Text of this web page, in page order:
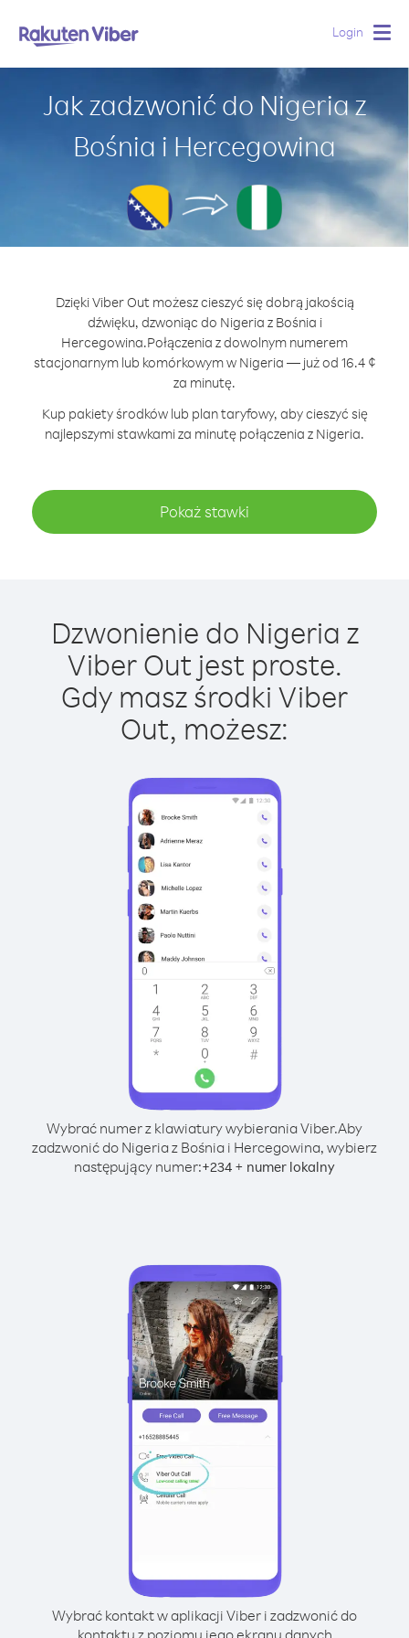
Login
Jak zadzwonić do Nigeria z
Bośnia i Hercegowina
Dzięki Viber Out możesz cieszyć się dobrą jakością
dźwięku, dzwoniąc do Nigeria z Bośnia i
Hercegowina.Połączenia z dowolnym numerem
stacjonarnym lub komórkowym w Nigeria — już od 16.4 ¢
za minutę.
Kup pakiety środków lub plan taryfowy, aby cieszyć się
najlepszymi stawkami za minutę połączenia z Nigeria.
Pokaż stawki
Dzwonienie do Nigeria z
Viber Out jest proste.
Gdy masz środki Viber
Out, możesz:
Wybrać numer z klawiatury wybierania Viber.Aby
zadzwonić do Nigeria z Bośnia i Hercegowina, wybierz
następujący numer:+234 + numer lokalny
Wybrać kontakt w aplikacji Viber i zadzwonić do
kontaktu z poziomu jego ekranu danych